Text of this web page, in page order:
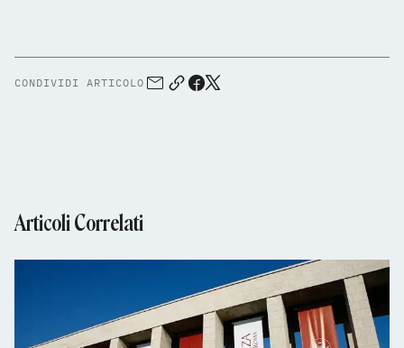
CONDIVIDI ARTICOLO
Articoli Correlati